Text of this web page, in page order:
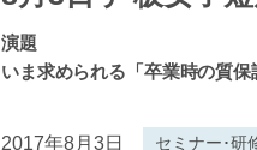
演題
いま求められる「卒業時の質保
2017年8月3日 セミナー･研